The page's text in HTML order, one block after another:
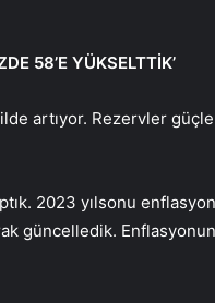
58’E YÜKSELTTİK’
artıyor. Rezervler
2023 yılsonu
güncelledik.